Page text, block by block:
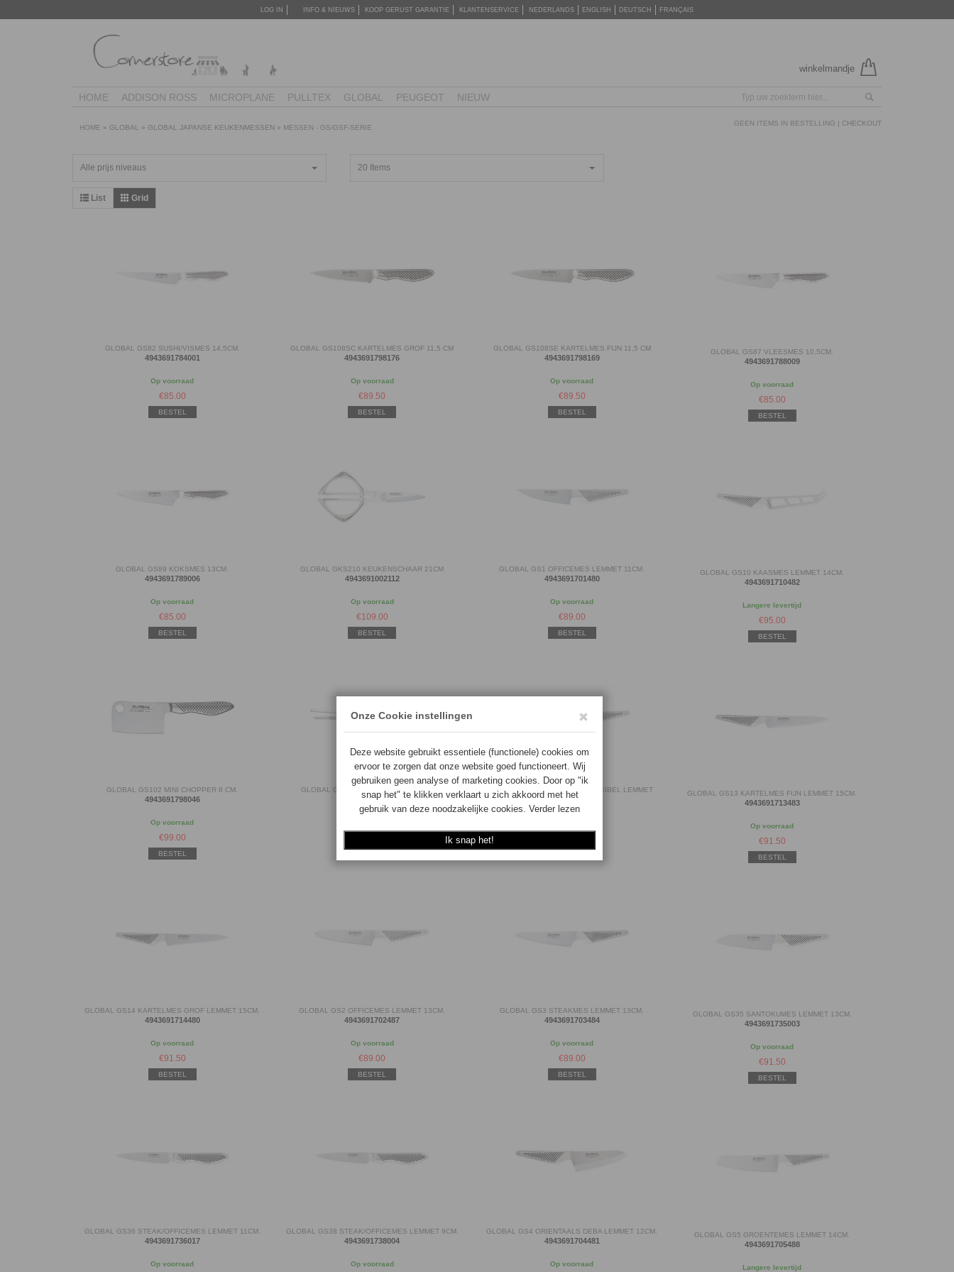
LOG IN INFO & NIEUWS KOOP GERUST GARANTIE KLANTENSERVICE NEDERLANDS ENGLISH DEUTSCH FRANÇAIS
winkelmandje
HOME ADDISON ROSS MICROPLANE PULLTEX GLOBAL PEUGEOT NIEUW
HOME » GLOBAL » GLOBAL JAPANSE KEUKENMESSEN » MESSEN - GS/GSF-SERIE
GEEN ITEMS IN BESTELLING | CHECKOUT
Alle prijs niveaus 20 Items
List Grid
GLOBAL GS82 SUSHI/VISMES 14,5CM.
4943691784001
Op voorraad
€85.00
BESTEL
GLOBAL GS108SC KARTELMES GROF 11,5 CM
4943691798176
Op voorraad
€89.50
BESTEL
GLOBAL GS108SE KARTELMES FIJN 11,5 CM
4943691798169
Op voorraad
€89.50
BESTEL
GLOBAL GS87 VLEESMES 10,5CM.
4943691788009
Op voorraad
€85.00
BESTEL
GLOBAL GS89 KOKSMES 13CM.
4943691789006
Op voorraad
€85.00
BESTEL
GLOBAL GKS210 KEUKENSCHAAR 21CM
4943691002112
Op voorraad
€109.00
BESTEL
GLOBAL GS1 OFFICEMES LEMMET 11CM.
4943691701480
Op voorraad
€89.00
BESTEL
GLOBAL GS10 KAASMES LEMMET 14CM.
4943691710482
Langere levertijd
€95.00
BESTEL
GLOBAL GS102 MINI CHOPPER 8 CM.
4943691798046
Op voorraad
€99.00
BESTEL
GLOBAL GS107 SERVEERPINCET 20 CM
4943691798114
GLOBAL GS11 FILEERMES FLEXIBEL LEMMET
15CM.
4943691711489
GLOBAL GS13 KARTELMES FIJN LEMMET 15CM.
4943691713483
Op voorraad
€91.50
BESTEL
GLOBAL GS14 KARTELMES GROF LEMMET 15CM.
4943691714480
Op voorraad
€91.50
BESTEL
GLOBAL GS2 OFFICEMES LEMMET 13CM.
4943691702487
Op voorraad
€89.00
BESTEL
GLOBAL GS3 STEAKMES LEMMET 13CM.
4943691703484
Op voorraad
€89.00
BESTEL
GLOBAL GS35 SANTOKUMES LEMMET 13CM.
4943691735003
Op voorraad
€91.50
BESTEL
GLOBAL GS36 STEAK/OFFICEMES LEMMET 11CM.
4943691736017
Op voorraad
GLOBAL GS38 STEAK/OFFICEMES LEMMET 9CM.
4943691738004
Op voorraad
GLOBAL GS4 ORIENTAALS DEBA LEMMET 12CM.
4943691704481
Op voorraad
GLOBAL GS5 GROENTEMES LEMMET 14CM.
4943691705488
Langere levertijd